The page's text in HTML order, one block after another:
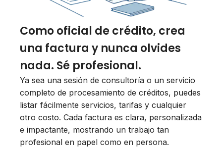
Como oficial de crédito, crea
una factura y nunca olvides
nada. Sé profesional.
Ya sea una sesión de consultoría o un servicio
completo de procesamiento de créditos, puedes
listar fácilmente servicios, tarifas y cualquier
otro costo. Cada factura es clara, personalizada
e impactante, mostrando un trabajo tan
profesional en papel como en persona.